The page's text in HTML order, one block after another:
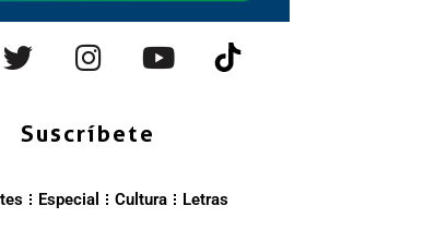
Suscríbete
Especial Cultura Letras